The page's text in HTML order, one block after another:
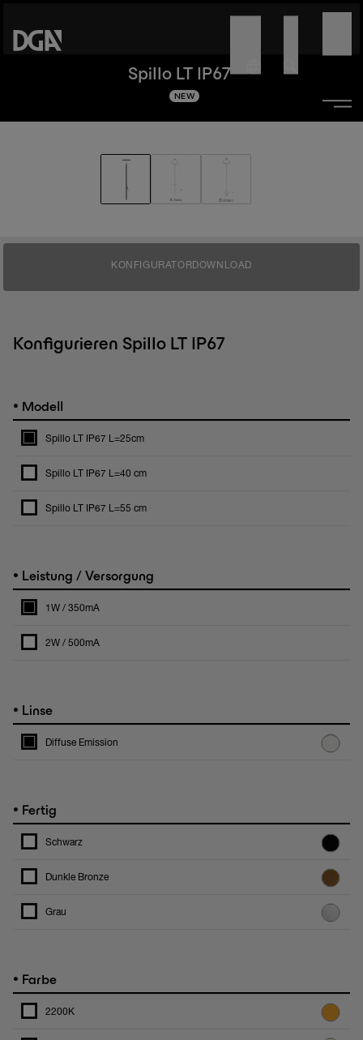
Spillo LT IP67
NEW
KONFIGURATORDOWNLOAD
Konfigurieren Spillo LT IP67
• Modell
Spillo LT IP67 L=25cm
Spillo LT IP67 L=40 cm
Spillo LT IP67 L=55 cm
• Leistung / Versorgung
1W / 350mA
2W / 500mA
• Linse
Diffuse Emission
• Fertig
Schwarz
Dunkle Bronze
Grau
• Farbe
2200K